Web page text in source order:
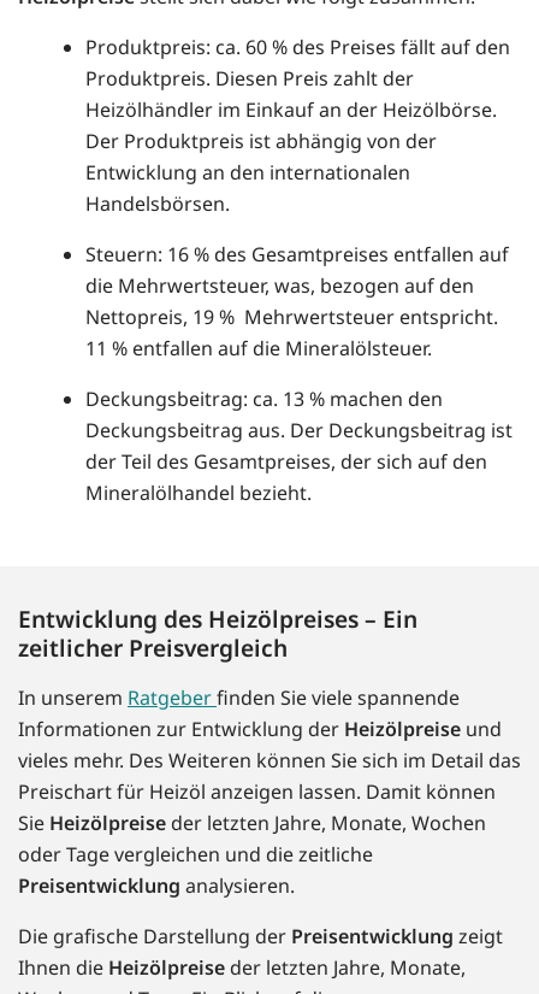
Produktpreis: ca. 60 % des Preises fällt auf den
Produktpreis. Diesen Preis zahlt der
Heizölhändler im Einkauf an der Heizölbörse.
Der Produktpreis ist abhängig von der
Entwicklung an den internationalen
Handelsbörsen.
Steuern: 16 % des Gesamtpreises entfallen auf
die Mehrwertsteuer, was, bezogen auf den
Nettopreis, 19 % Mehrwertsteuer entspricht.
11 % entfallen auf die Mineralölsteuer.
Deckungsbeitrag: ca. 13 % machen den
Deckungsbeitrag aus. Der Deckungsbeitrag ist
der Teil des Gesamtpreises, der sich auf den
Mineralölhandel bezieht.
Entwicklung des Heizölpreises – Ein
zeitlicher Preisvergleich
In unserem Ratgeberfinden Sie viele spannende
Informationen zur Entwicklung der Heizölpreise und
vieles mehr. Des Weiteren können Sie sich im Detail das
Preischart für Heizöl anzeigen lassen. Damit können
Sie Heizölpreise der letzten Jahre, Monate, Wochen
oder Tage vergleichen und die zeitliche
Preisentwicklung analysieren.
Die grafische Darstellung der Preisentwicklung zeigt
Ihnen die Heizölpreise der letzten Jahre, Monate,